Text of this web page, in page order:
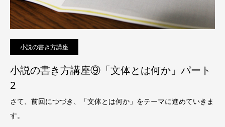
小説の書き方講座
小説の書き方講座⑨「文体とは何か」パート
2
さて、前回につづき、「文体とは何か」をテーマに進めていきま
す。